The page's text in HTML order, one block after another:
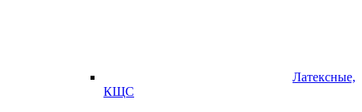
Латексные,
КЩС